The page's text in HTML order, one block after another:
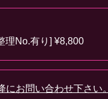
No.有り] ¥8,800
にお問い合わせ下さい。